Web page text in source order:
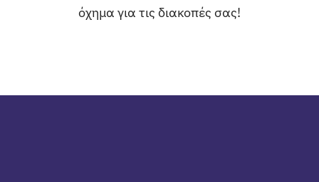
όχημα για τις διακοπές σας!